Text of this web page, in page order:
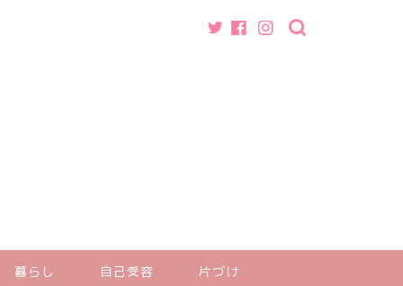
暮らし 自己受容 片づけ